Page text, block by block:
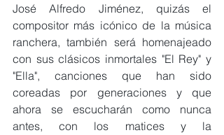
José Alfredo Jiménez, quizás el
compositor más icónico de la música
ranchera, también será homenajeado
con sus clásicos inmortales "El Rey" y
"Ella", canciones que han sido
coreadas por generaciones y que
ahora se escucharán como nunca
antes, con los matices y la